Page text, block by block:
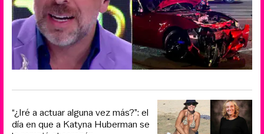
“¿Iré a actuar alguna vez más?”: el
día en que a Katyna Huberman se